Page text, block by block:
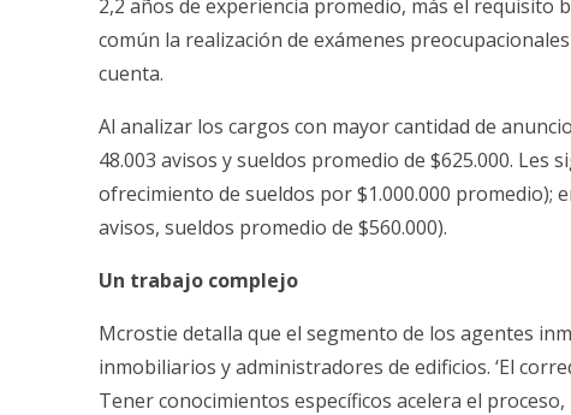
2,2 años de experiencia promedio, más el requisito
común la realización de exámenes
cuenta.
Al analizar los cargos con mayor cantidad de
48.003 avisos y sueldos promedio de $625.000.
ofrecimiento de sueldos por $1.000.000 promedio);
avisos, sueldos promedio de $560.000).
Un trabajo complejo
Mcrostie detalla que el segmento de los agentes
inmobiliarios y administradores de edificios. ‘El
Tener conocimientos específicos acelera el